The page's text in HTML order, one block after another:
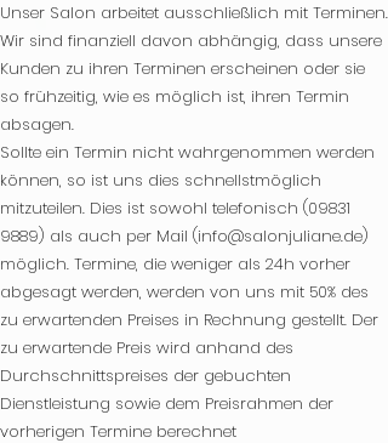
Unser Salon arbeitet ausschließlich mit Terminen.
Wir sind finanziell davon abhängig, dass unsere
Kunden zu ihren Terminen erscheinen oder sie
so frühzeitig, wie es möglich ist, ihren Termin
absagen.
Sollte ein Termin nicht wahrgenommen werden
können, so ist uns dies schnellstmöglich
mitzuteilen. Dies ist sowohl telefonisch (09831
9889) als auch per Mail (info@salonjuliane.de)
möglich. Termine, die weniger als 24h vorher
abgesagt werden, werden von uns mit 50% des
zu erwartenden Preises in Rechnung gestellt. Der
zu erwartende Preis wird anhand des
Durchschnittspreises der gebuchten
Dienstleistung sowie dem Preisrahmen der
vorherigen Termine berechnet